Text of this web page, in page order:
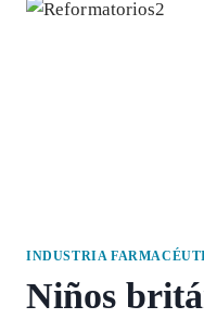
INDUSTRIA
Niños